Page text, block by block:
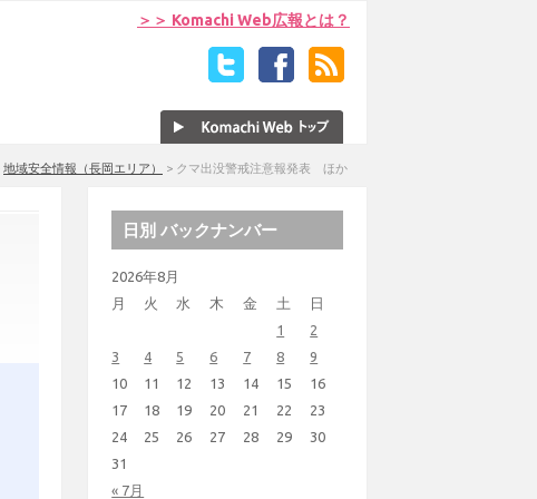
＞＞ Komachi Web広報とは？
地域安全情報（長岡エリア） > クマ出没警戒注意報発表 ほか
日別 バックナンバー
2026年8月
月
火 水 木 金 土 日
« 7月
1
2
3
4 5 6 7 8
9
10
11 12 13 14 15
16
17
18 19 20 21 22
23
24
25 26 27 28 29
30
31